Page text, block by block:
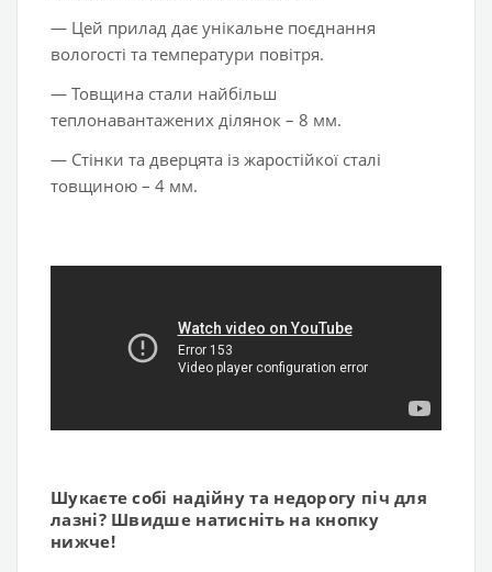
— Цей прилад дає унікальне поєднання
вологості та температури повітря.
— Товщина стали найбільш
теплонавантажених ділянок – 8 мм.
— Стінки та дверцята із жаростійкої сталі
товщиною – 4 мм.
Шукаєте собі надійну та недорогу піч для
лазні? Швидше натисніть на кнопку
нижче!